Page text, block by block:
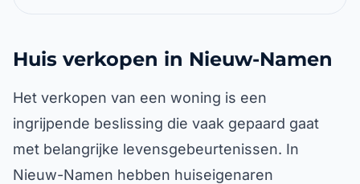
Huis verkopen in Nieuw-Namen
Het verkopen van een woning is een
ingrijpende beslissing die vaak gepaard gaat
met belangrijke levensgebeurtenissen. In
Nieuw-Namen hebben huiseigenaren